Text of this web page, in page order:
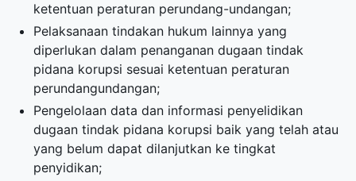
ketentuan peraturan perundang-undangan;
Pelaksanaan tindakan hukum lainnya yang
diperlukan dalam penanganan dugaan tindak
pidana korupsi sesuai ketentuan peraturan
perundangundangan;
Pengelolaan data dan informasi penyelidikan
dugaan tindak pidana korupsi baik yang telah atau
yang belum dapat dilanjutkan ke tingkat
penyidikan;